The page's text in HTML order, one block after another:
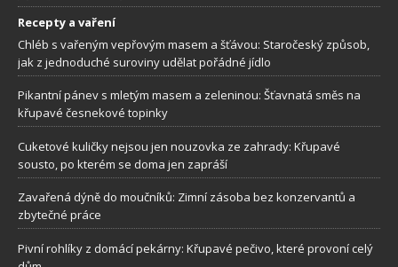
Recepty a vaření
Chléb s vařeným vepřovým masem a šťávou: Staročeský způsob,
jak z jednoduché suroviny udělat pořádné jídlo
Pikantní pánev s mletým masem a zeleninou: Šťavnatá směs na
křupavé česnekové topinky
Cuketové kuličky nejsou jen nouzovka ze zahrady: Křupavé
sousto, po kterém se doma jen zapráší
Zavařená dýně do moučníků: Zimní zásoba bez konzervantů a
zbytečné práce
Pivní rohlíky z domácí pekárny: Křupavé pečivo, které provoní celý